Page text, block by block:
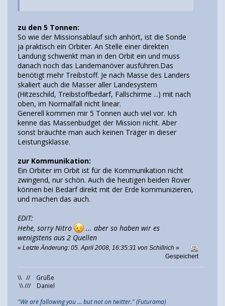
zu den 5 Tonnen:
So wie der Missionsablauf sich anhört, ist die Sonde
ja praktisch ein Orbiter. An Stelle einer direkten
Landung schwenkt man in den Orbit ein und muss
danach noch das Landemanöver ausführen.Das
benötigt mehr Treibstoff. Je nach Masse des Landers
skaliert auch die Masser aller Landesystem
(Hitzeschild, Treibstoffbedarf, Fallschirme ...) mit nach
oben, im Normalfall nicht linear.
Generell kommen mir 5 Tonnen auch viel vor. Ich
kenne das Massenbudget der Mission nicht. Aber
sonst bräuchte man auch keinen Träger in dieser
Leistungsklasse.
zur Kommunikation:
Ein Orbiter im Orbit ist für die Kommunikation nicht
zwingend, nur schön. Auch die heutigen beiden Rover
können bei Bedarf direkt mit der Erde kommunizieren,
und machen das auch.
EDIT:
Hehe, sorry Nitro
... aber so haben wir es
wenigstens aus 2 Quellen
« Letzte Änderung: 05. April 2008, 16:35:31 von Schillrich »
Gespeichert
\\ // Grüße
\\ /// Daniel
"We are following you ... but not on twitter." (Futurama)